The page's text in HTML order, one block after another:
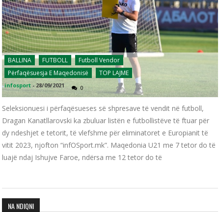
BALLINA FUTBOLL
Futboll Vendor
Përfaqësuesja E Maqedonisë
TOP LAJME
infosport - 28/09/2021 0
Seleksionuesi i përfaqësueses së shpresave të vendit në futboll,
Dragan Kanatllarovski ka zbuluar listën e futbollistëve të ftuar për
dy ndeshjet e tetorit, të vlefshme për eliminatoret e Europianit të
vitit 2023, njofton “infOSport.mk”. Maqedonia U21 me 7 tetor do të
luajë ndaj Ishujve Faroe, ndërsa me 12 tetor do të
NA NDIQNI